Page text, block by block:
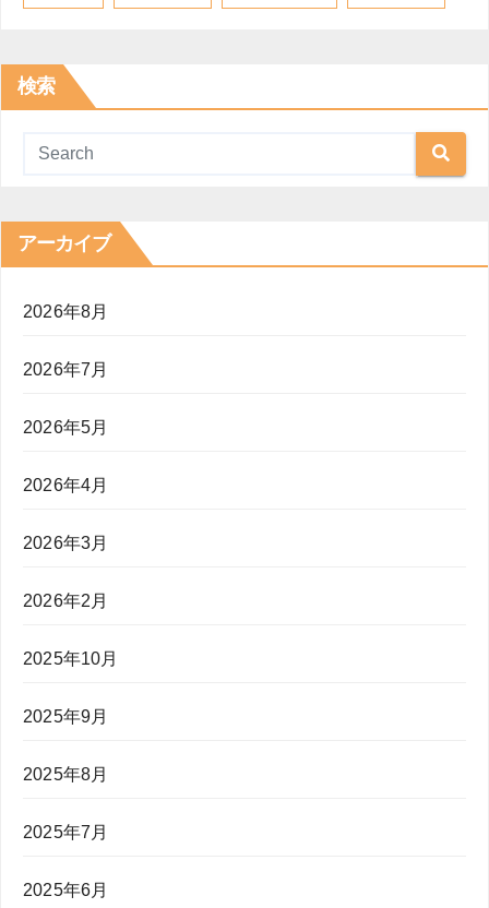
検索
アーカイブ
2026年8月
2026年7月
2026年5月
2026年4月
2026年3月
2026年2月
2025年10月
2025年9月
2025年8月
2025年7月
2025年6月